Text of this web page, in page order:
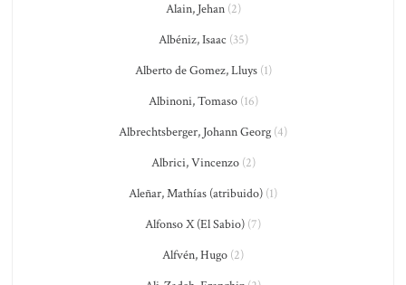
Alain, Jehan(2)
Albéniz, Isaac (35)
Alberto de Gomez, Lluys(1)
Albinoni, Tomaso(16)
Albrechtsberger, Johann Georg (4)
Albrici, Vincenzo(2)
Aleñar, Mathías (atribuido) (1)
Alfonso X (El Sabio) (7)
Alfvén, Hugo (2)